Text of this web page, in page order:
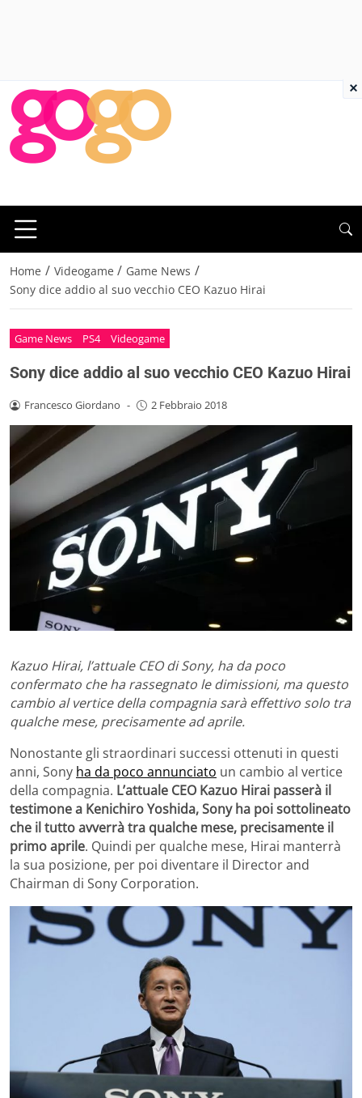
Home / Videogame / Game News /
Sony dice addio al suo vecchio CEO Kazuo Hirai
Game News PS4 Videogame
Sony dice addio al suo vecchio CEO Kazuo Hirai
Francesco Giordano - 2 Febbraio 2018
Kazuo Hirai, l’attuale CEO di Sony, ha da poco
confermato che ha rassegnato le dimissioni, ma questo
cambio al vertice della compagnia sarà effettivo solo tra
qualche mese, precisamente ad aprile.
Nonostante gli straordinari successi ottenuti in questi
anni, Sony ha da poco annunciato un cambio al vertice
della compagnia. L’attuale CEO Kazuo Hirai passerà il
testimone a Kenichiro Yoshida, Sony ha poi sottolineato
che il tutto avverrà tra qualche mese, precisamente il
primo aprile. Quindi per qualche mese, Hirai manterrà
la sua posizione, per poi diventare il Director and
Chairman di Sony Corporation.
×